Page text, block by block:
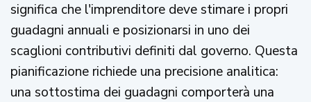
significa che l'imprenditore deve stimare i propri
guadagni annuali e posizionarsi in uno dei
scaglioni contributivi definiti dal governo. Questa
pianificazione richiede una precisione analitica:
una sottostima dei guadagni comporterà una